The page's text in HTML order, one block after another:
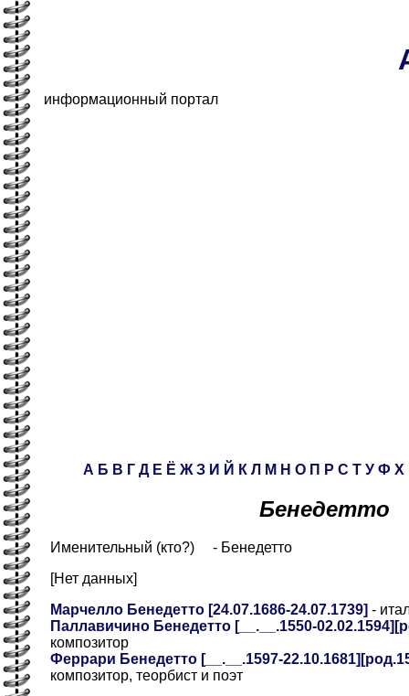
информационный портал
А Б В Г Д Е Ё Ж З И Й К Л М Н О П Р С Т У Ф Х
Бенедетто
Именительный (кто?) - Бенедетто
[Нет данных]
Марчелло Бенедетто [24.07.1686-24.07.1739] -
Паллавичино Бенедетто [__.__.1550-
композитор
Феррари Бенедетто [__.__.1597-
композитор, теорбист и поэт